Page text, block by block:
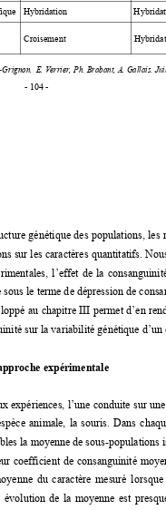
Hybridation
Croisement
Grignon. E. Verrier, Ph. Brabant, A. Gallais.
- 104 -
e génétique des populations, les
sur les caractères quantitatifs.
, l’effet de la
sous le terme de dépression de
au chapitre III permet d’en
sur la variabilité génétique d’un
expérimentale
expériences, l’une conduite sur
animale, la souris. Dans
la moyenne de sous-populations
coefficient de consanguinité
du caractère mesuré
évolution de la moyenne est